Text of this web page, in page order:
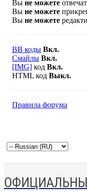
Вы не можете
Вы не можете
Вы не можете
BB коды Вкл.
Смайлы Вкл.
[IMG] код Вкл.
HTML код Выкл.
Правила форума